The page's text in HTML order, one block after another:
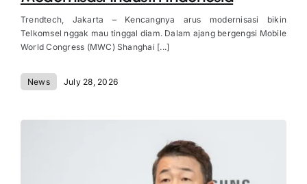
Trendtech, Jakarta – Kencangnya arus modernisasi bikin
Telkomsel nggak mau tinggal diam. Dalam ajang bergengsi Mobile
World Congress (MWC) Shanghai [...]
News July 28, 2026